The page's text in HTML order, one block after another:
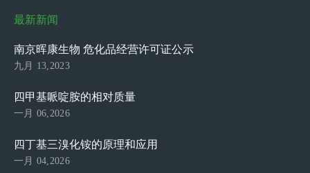
最新新闻
南京晖康生物 危化品经营许可证公示
九月 13,2023
四甲基哌啶胺的相对质量
一月 06,2026
四丁基三溴化铵的原理和应用
一月 04,2026